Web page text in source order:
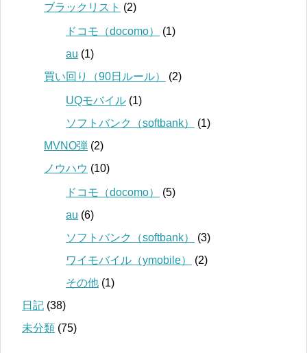
ブラックリスト (2)
ドコモ（docomo）
(1)
au (1)
買い回り（90日ルール）
(2)
UQモバイル (1)
ソフトバンク（softbank）
(1)
MVNO弾 (2)
ノウハウ (10)
ドコモ（docomo）
(5)
au (6)
ソフトバンク（softbank）
(3)
ワイモバイル（ymobile）
(2)
その他 (1)
日記 (38)
未分類 (75)